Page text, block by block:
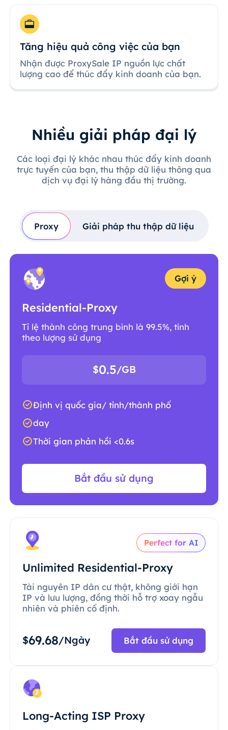
Tăng hiệu quả công việc của bạn
Nhận được ProxySale IP nguồn lực chất
lượng cao để thúc đẩy kinh doanh của bạn.
Nhiều giải pháp đại lý
Các loại đại lý khác nhau thúc đẩy kinh doanh
trực tuyến của bạn, thu thập dữ liệu thông qua
dịch vụ đại lý hàng đầu thị trường.
Proxy Giải pháp thu thập dữ liệu
Gợi ý
Residential-Proxy
Tỉ lệ thành công trung bình là 99.5%, tính
theo lượng sử dụng
$0.5/GB
Định vị quốc gia/ tỉnh/thành phố
day
Thời gian phản hồi <0.6s
Bắt đầu sử dụng
Perfect for AI
Unlimited Residential-Proxy
Tài nguyên IP dân cư thật, không giới hạn
IP và lưu lượng, đồng thời hỗ trợ xoay ngẫu
nhiên và phiên cố định.
$69.68/Ngày Bắt đầu sử dụng
Long-Acting ISP Proxy